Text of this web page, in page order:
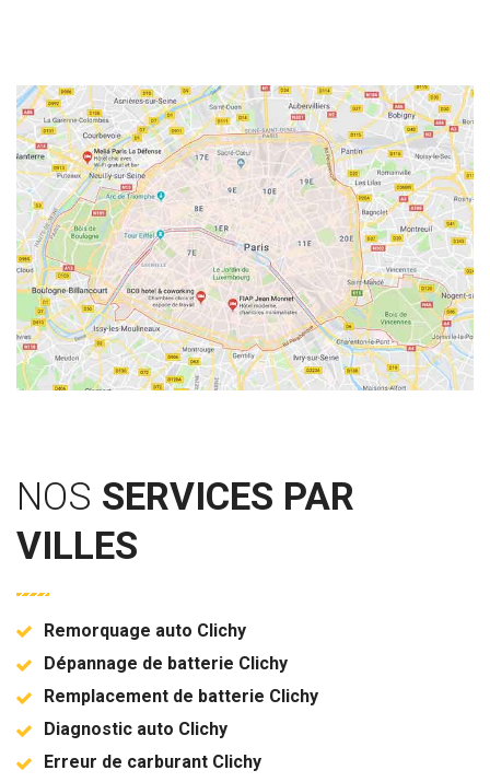
NOS SERVICES PAR
VILLES
Remorquage auto Clichy
Dépannage de batterie Clichy
Remplacement de batterie Clichy
Diagnostic auto Clichy
Erreur de carburant Clichy